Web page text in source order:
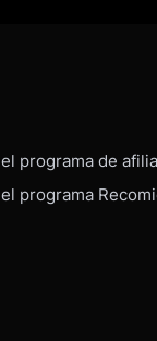
programa de
programa